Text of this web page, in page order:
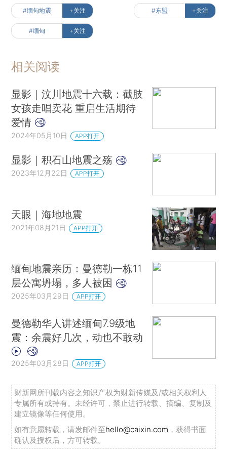
#缅甸地震 +关注 #东盟 +关注
#缅甸 +关注
相关阅读
显影｜汶川地震十六载：截肢
女孩走唱卖花 重启生活期待
爱情
2024年05月10日 APP打开
显影｜积石山地震之殇
2023年12月22日 APP打开
天眼｜海地地震
2021年08月21日 APP打开
缅甸地震亲历：曼德勒一栋11
层公寓坍塌，多人被困
2025年03月29日 APP打开
曼德勒华人讲述缅甸7.9级地
震：余震好几次，动也不敢动
2025年03月28日 APP打开
财新网所刊载内容之知识产权为财新传媒及/或相关权利人
专属所有或持有。未经许可，禁止进行转载、摘编、复制及
建立镜像等任何使用。
如有意愿转载，请发邮件至hello@caixin.com ，获得书面
确认及授权后，方可转载。